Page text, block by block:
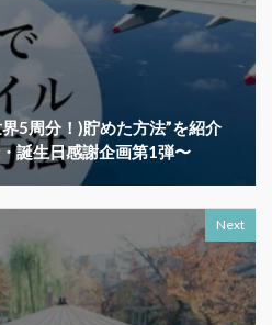
5周分！)貯めた方法”を紹介
誕生日感謝企画第1弾〜
Next